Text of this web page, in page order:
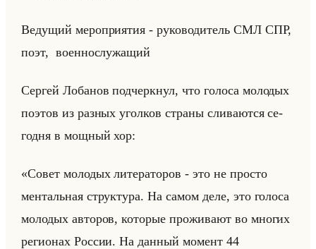
Ве­ду­щий ме­ро­при­ятия - ру­ко­во­ди­тель СМЛ СПР,
поэт, во­ен­но­слу­жа­щий
Сер­гей Ло­ба­нов под­черк­нул, что го­ло­са мо­ло­дых
по­этов из раз­ных угол­ков стра­ны сли­ва­ют­ся се­
год­ня в мощ­ный хор:
«Совет молодых литераторов - это не просто
ментальная структура. На самом деле, это голоса
молодых авторов, которые проживают во многих
регионах России. На данный момент 44